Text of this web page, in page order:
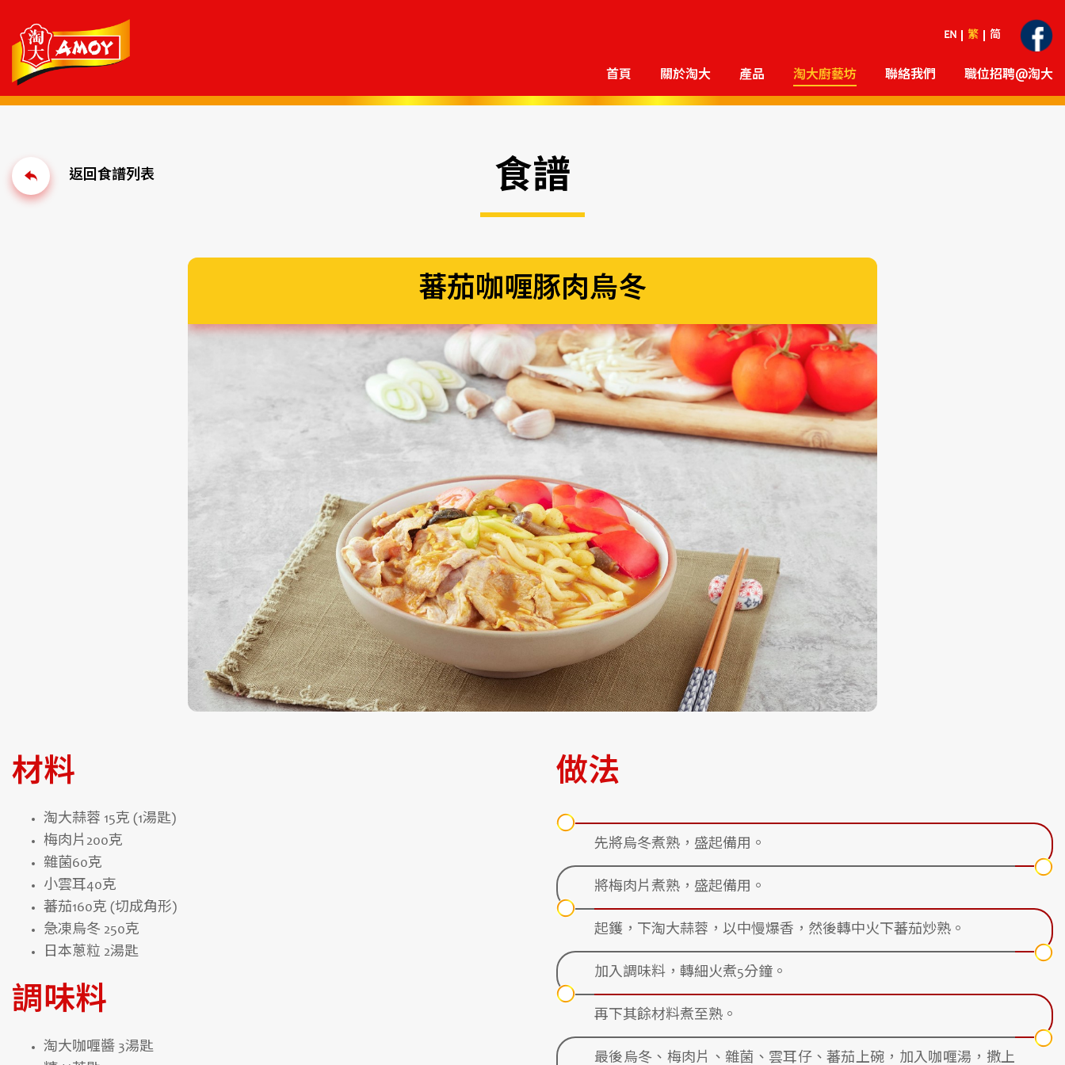
EN 繁 简
首頁 關於淘大 產品 淘大廚藝坊 聯絡我們 職位招聘@淘大
食譜
蕃茄咖喱豚肉烏冬
材料
淘大蒜蓉 15克 (1湯匙)
梅肉片200克
雜菌60克
小雲耳40克
蕃茄160克 (切成角形)
急凍烏冬 250克
日本蔥粒 2湯匙
調味料
淘大咖喱醬 3湯匙
做法
先將烏冬煮熟，盛起備用。
將梅肉片煮熟，盛起備用。
起鑊，下淘大蒜蓉，以中慢爆香，然後轉中火下蕃茄炒熟。
加入調味料，轉細火煮5分鐘。
再下其餘材料煮至熟。
最後烏冬、梅肉片、雜菌、雲耳仔、蕃茄上碗，加入咖喱湯，撒上